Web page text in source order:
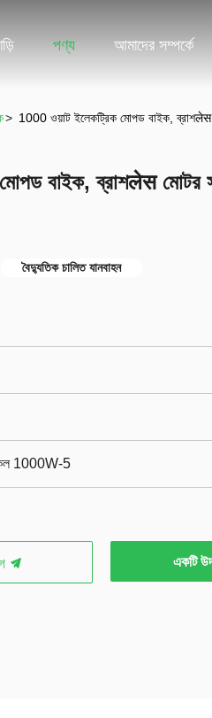
পণ্য আমাদের সম্পর্কে
> 1000 ওয়াট ইলেকট্রিক মোপড বাইক,
বাইক, ব্রাশलेस মোটর
বৈদ্যুতিক চালিত যানবাহন
1000W-5
একটি